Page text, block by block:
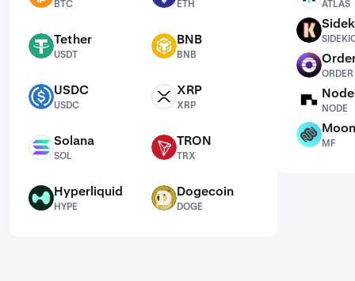
BTC ETH
USDT Tether
USDT
BNB BNB
BNB
USDC USDC
USDC
XRP XRP
XRP
SOL Solana
SOL
TRX TRON
TRX
HYPE Hyperliquid
HYPE
DOGE Dogecoin
DOGE
ATLAS
SIDEKICK
ORDER
ORDER
NODE
NODE
MF
MF